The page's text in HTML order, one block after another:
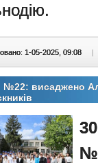
1-05-2025, 09:08 |
№22: висаджено